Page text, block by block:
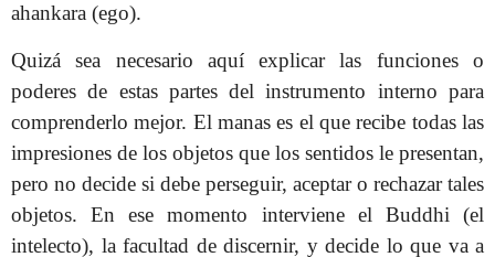
ahankara (ego).
Quizá sea necesario aquí explicar las funciones o
poderes de estas partes del instrumento interno para
comprenderlo mejor. El manas es el que recibe todas las
impresiones de los objetos que los sentidos le presentan,
pero no decide si debe perseguir, aceptar o rechazar tales
objetos. En ese momento interviene el Buddhi (el
intelecto), la facultad de discernir, y decide lo que va a